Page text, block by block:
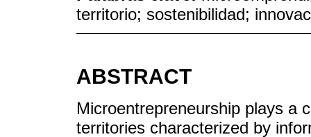
territorio; sostenibilidad;
ABSTRACT
Microentrepreneurship plays a
territories characterized by